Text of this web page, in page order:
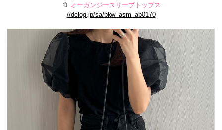
🔖 オーガンジースリーブトップス
//dclog.jp/sa/bkw_asm_ab0170